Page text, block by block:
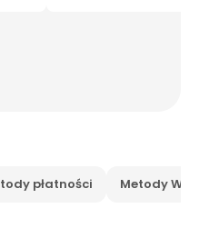
płatności Metody